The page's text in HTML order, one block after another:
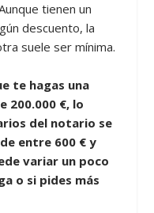
tienen un
descuento, la
suele ser mínima.
te hagas una
200.000 €, lo
del notario se
entre 600 € y
variar un poco
o si pides más